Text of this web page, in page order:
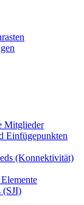
Mitglieder
Einfügepunkten
(Konnektivität)
(SJI)